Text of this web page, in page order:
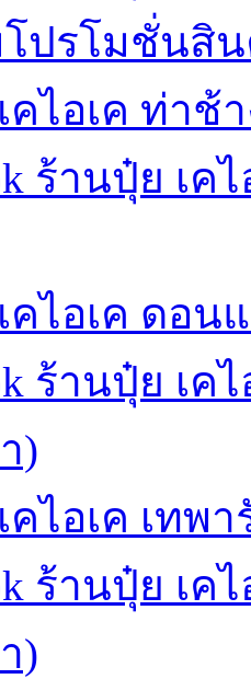
ปรโมชั่นสิ
คไอเค ท่าช้
ร้านปุ๋ย เ
คไอเค ดอ
ร้านปุ๋ย เ
)
คไอเค เทพ
ร้านปุ๋ย เ
)